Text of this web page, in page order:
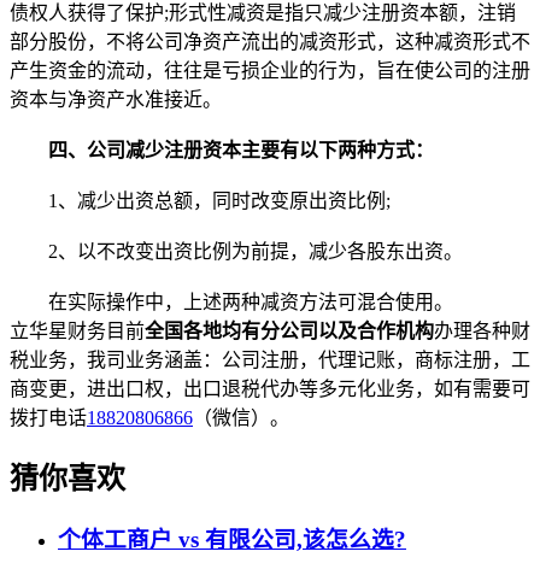
债权人获得了保护;形式性减资是指只减少注册资本额，注销
部分股份，不将公司净资产流出的减资形式，这种减资形式不
产生资金的流动，往往是亏损企业的行为，旨在使公司的注册
资本与净资产水准接近。
四、公司减少注册资本主要有以下两种方式：
1、减少出资总额，同时改变原出资比例;
2、以不改变出资比例为前提，减少各股东出资。
在实际操作中，上述两种减资方法可混合使用。
立华星财务目前全国各地均有分公司以及合作机构办理各种财
税业务，我司业务涵盖：公司注册，代理记账，商标注册，工
商变更，进出口权，出口退税代办等多元化业务，如有需要可
拨打电话18820806866 （微信）。
猜你喜欢
个体工商户 vs 有限公司,该怎么选?